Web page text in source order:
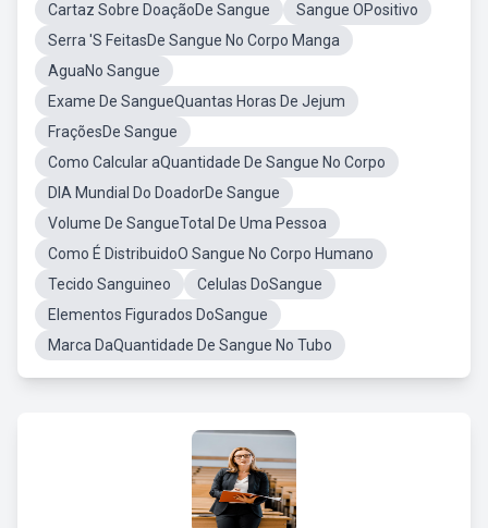
Cartaz Sobre DoaçãoDe Sangue
Sangue OPositivo
Serra 'S FeitasDe Sangue No Corpo Manga
AguaNo Sangue
Exame De SangueQuantas Horas De Jejum
FraçõesDe Sangue
Como Calcular aQuantidade De Sangue No Corpo
DIA Mundial Do DoadorDe Sangue
Volume De SangueTotal De Uma Pessoa
Como É DistribuidoO Sangue No Corpo Humano
Tecido Sanguineo
Celulas DoSangue
Elementos Figurados DoSangue
Marca DaQuantidade De Sangue No Tubo